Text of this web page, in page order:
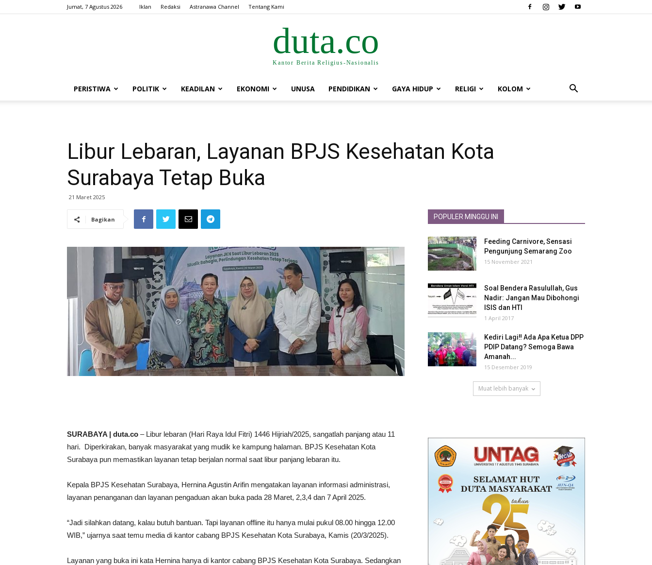
Jumat, 7 Agustus 2026 Iklan Redaksi Astranawa Channel Tentang Kami
duta.co
Kantor Berita Religius-Nasionalis
PERISTIWA POLITIK KEADILAN EKONOMI UNUSA PENDIDIKAN GAYA HIDUP RELIGI KOLOM
Libur Lebaran, Layanan BPJS Kesehatan Kota
Surabaya Tetap Buka
21 Maret 2025
Bagikan
SURABAYA | duta.co – Libur lebaran (Hari Raya Idul Fitri) 1446 Hijriah/2025, sangatlah panjang atau 11
hari. Diperkirakan, banyak masyarakat yang mudik ke kampung halaman. BPJS Kesehatan Kota
Surabaya pun memastikan layanan tetap berjalan normal saat libur panjang lebaran itu.
Kepala BPJS Kesehatan Surabaya, Hernina Agustin Arifin mengatakan layanan informasi administrasi,
layanan penanganan dan layanan pengaduan akan buka pada 28 Maret, 2,3,4 dan 7 April 2025.
“Jadi silahkan datang, kalau butuh bantuan. Tapi layanan offline itu hanya mulai pukul 08.00 hingga 12.00
WIB,” ujarnya saat temu media di kantor cabang BPJS Kesehatan Kota Surabaya, Kamis (20/3/2025).
Layanan yang buka ini kata Hernina hanya di kantor cabang BPJS Kesehatan Kota Surabaya. Sedangkan
POPULER MINGGU INI
Feeding Carnivore, Sensasi
Pengunjung Semarang Zoo
15 November 2021
Soal Bendera Rasulullah, Gus
Nadir: Jangan Mau Dibohongi
ISIS dan HTI
1 April 2017
Kediri Lagi‼ Ada Apa Ketua DPP
PDIP Datang? Semoga Bawa
Amanah...
15 Desember 2019
Muat lebih banyak